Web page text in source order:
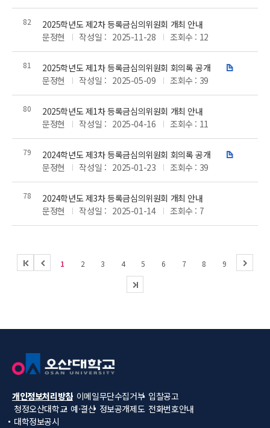
82
2025학년도 제2차 등록금심의위원회 개최 안내
문정현
작성일 : 2025-11-28 조회수 : 12
81 2025학년도 제1차 등록금심의위원회 회의록 공개
문정현 작성일 : 2025-05-09 조회수 : 39
80
2025학년도 제1차 등록금심의위원회 개최 안내
문정현
작성일 : 2025-04-16 조회수 : 11
79 2024학년도 제3차 등록금심의위원회 회의록 공개
문정현 작성일 : 2025-01-23 조회수 : 39
78
2024학년도 제3차 등록금심의위원회 개최 안내
문정현
작성일 : 2025-01-14 조회수 : 7
처
이
1 2 3 4 5 6 7 8 9
다
마
개인정보처리방침 이메일무단수집거부 입찰공고
청정오산대학교 예·결산 정보공개제도 전화번호안내
대학정보공시